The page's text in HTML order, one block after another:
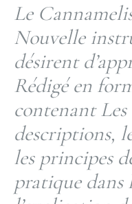
Le
Nouvelle
désirent
Rédigé en
contenant Les
descriptions,
les principes
pratique dans